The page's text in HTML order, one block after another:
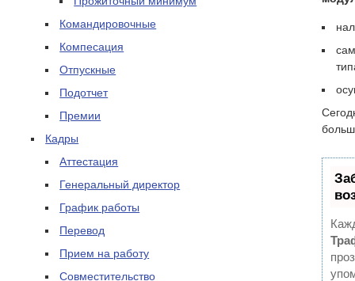
Командировочные
Компесация
Отпускные
Подотчет
Премии
Кадры
Аттестация
Генеральный директор
График работы
Перевод
Прием на работу
Совместительство